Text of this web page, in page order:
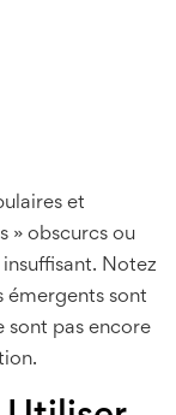
et
» obscurcs ou
Notez
émergents sont
sont pas encore